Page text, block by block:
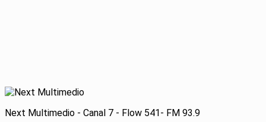
Next Multimedio - Canal 7 - Flow 541- FM 93.9